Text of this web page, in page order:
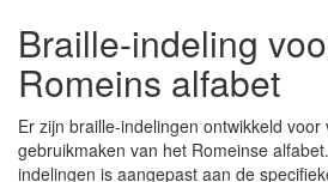
Braille-indeling
Romeins alfabet
Er zijn braille-indelingen ontwikkeld
gebruikmaken van het Romeinse
indelingen is aangepast aan de